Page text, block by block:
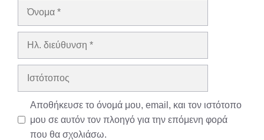
Όνομα
Ηλ.
Ιστότοπος
Αποθήκευσε το όνομά μου, email, και τον ιστότοπο
μου σε αυτόν τον πλοηγό για την επόμενη φορά
που θα σχολιάσω.